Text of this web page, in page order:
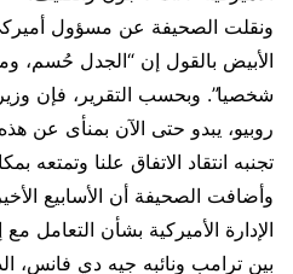
ونقلت الصحيفة عن مسؤول
الأبيض بالقول إن “الجدل حُسم،
شخصيا”. وبحسب التقرير، فإن
روبيو​، يبدو حتى الآن بمنأى عن
تجنبه انتقاد الاتفاق علنا وتمتعه
وأضافت الصحيفة أن الأسابيع
الإدارة الأميركية بشأن التعامل
بين ترامب ونائبه جيه دي فانس​،